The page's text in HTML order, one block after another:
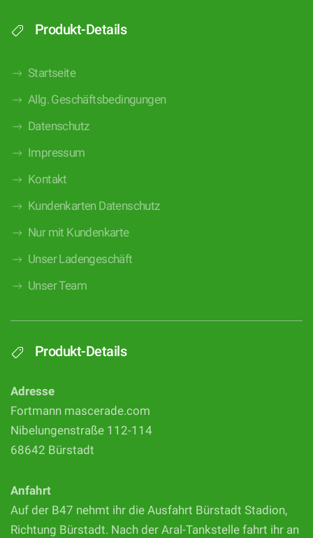
Produkt-Details
Startseite
Allg. Geschäftsbedingungen
Datenschutz
Impressum
Kontakt
Kundenkarten Datenschutz
Nur mit Kundenkarte
Unser Ladengeschäft
Unser Team
Produkt-Details
Adresse
Fortmann mascerade.com
Nibelungenstraße 112-114
68642 Bürstadt
Anfahrt
Auf der B47 nehmt ihr die Ausfahrt Bürstadt Stadion,
Richtung Bürstadt. Nach der Aral-Tankstelle fahrt ihr an